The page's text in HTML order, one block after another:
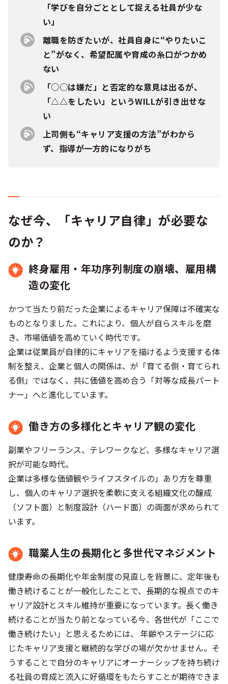
「学びを自分ごととして捉える社員が少な
い」
離職を防ぎたいが、社員自身に“やりたいこ
と”がなく、希望配属や育成の糸口がつかめ
ない
「○○は嫌だ」と否定的な意見は出るが、
「△△をしたい」というWILLが引き出せな
い
上司側も“キャリア支援の方法”がわから
ず、指導が一方的になりがち
なぜ今、「キャリア自律」が必要な
のか？
終身雇用・年功序列制度の崩壊、雇用構
造の変化
かつて当たり前だった企業によるキャリア保障は不確実な
ものとなりました。これにより、個人が自らスキルを磨
き、市場価値を高めていく時代です。
企業は従業員が自律的にキャリアを描けるよう支援する体
制を整え、企業と個人の関係は、が「育てる側・育てられ
る側」ではなく、共に価値を高め合う「対等な成長パート
ナー」へと進化しています。
働き方の多様化とキャリア観の変化
副業やフリーランス、テレワークなど、多様なキャリア選
択が可能な時代。
企業は多様な価値観やライフスタイルの」あり方を尊重
し、個人のキャリア選択を柔軟に支える組織文化の醸成
（ソフト面）と制度設計（ハード面）の両面が求められて
います。
職業人生の長期化と多世代マネジメント
健康寿命の長期化や年金制度の見直しを背景に、定年後も
働き続けることが一般化したことで、長期的な視点でのキ
ャリア設計とスキル維持が重要になっています。長く働き
続けることが当たり前となっている今、各世代が「ここで
働き続けたい」と思えるためには、 年齢やステージに応
じたキャリア支援と継続的な学びの場が欠かせません。そ
うすることで自分のキャリアにオーナーシップを持ち続け
る社員の育成と流入に好循環をもたらすことが期待できま